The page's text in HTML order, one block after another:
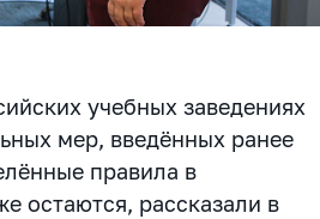
учебных заведениях
мер, введённых ранее
правила в
остаются, рассказали в